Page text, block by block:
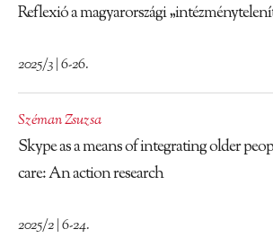
Reflexió a magyarországi
2025/3 | 6-26.
Széman Zsuzsa
Skype as a means of integrating older
care: An action research
2025/2 | 6-24.